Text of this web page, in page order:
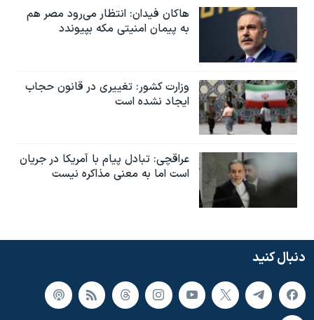
هاکان فیدان: انتظار می‌رود مصر هم
به پیمان امنیتی مکه بپیوندد
وزارت کشور: تغییری در قانون حجاب
ایجاد نشده است
عراقچی: تبادل پیام با آمریکا در جریان
است اما به معنی مذاکره نیست
دنبال کنید